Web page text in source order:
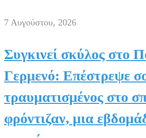
7 Αυγούστου, 2026
Συγκινεί σκύλος στο
Γερμενό: Επέστρεψε
τραυματισμένος στο
φρόντιζαν, μια